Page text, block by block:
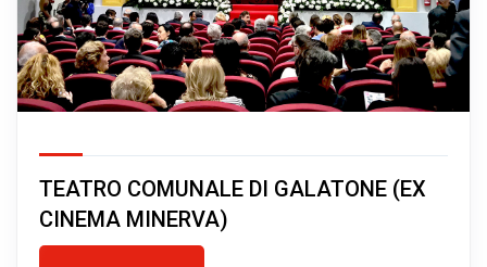
TEATRO COMUNALE DI GALATONE (EX
CINEMA MINERVA)